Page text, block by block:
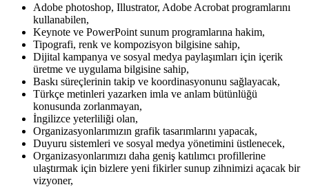
Adobe photoshop, Illustrator, Adobe Acrobat programlarını
kullanabilen,
Keynote ve PowerPoint sunum programlarına hakim,
Tipografi, renk ve kompozisyon bilgisine sahip,
Dijital kampanya ve sosyal medya paylaşımları için içerik
üretme ve uygulama bilgisine sahip,
Baskı süreçlerinin takip ve koordinasyonunu sağlayacak,
Türkçe metinleri yazarken imla ve anlam bütünlüğü
konusunda zorlanmayan,
İngilizce yeterliliği olan,
Organizasyonlarımızın grafik tasarımlarını yapacak,
Duyuru sistemleri ve sosyal medya yönetimini üstlenecek,
Organizasyonlarımızı daha geniş katılımcı profillerine
ulaştırmak için bizlere yeni fikirler sunup zihnimizi açacak bir
vizyoner,